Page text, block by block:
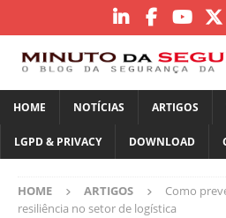
HOME NOTÍCIAS ARTIGOS
LGPD & PRIVACY DOWNLOAD
HOME ARTIGOS
Como
resiliência no setor de logística